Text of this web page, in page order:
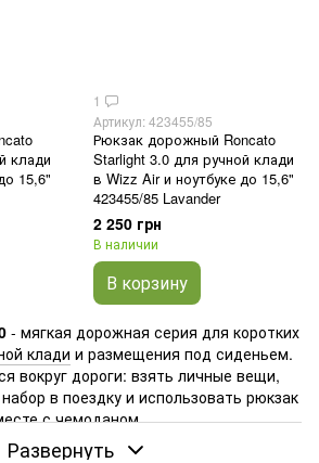
клади
15,6"
1
Артикул: 423455/85
Рюкзак дорожный Roncato
Starlight 3.0 для ручной клади
в Wizz Air и ноутбуке до 15,6"
423455/85 Lavander
2 250 грн
В наличии
В корзину
- мягкая дорожная серия для коротких
клади и размещения под сиденьем.
вокруг дороги: взять личные вещи,
в поездку и использовать рюкзак
счемоданом.
бренд, и в Starlight 3.0 хорошо
Развернуть